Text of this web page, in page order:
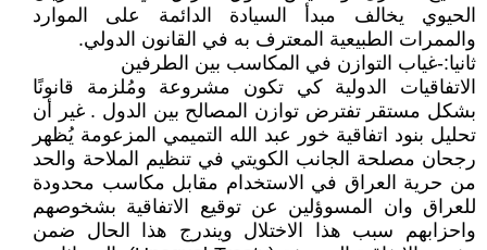
الحيوي يخالف مبدأ السيادة الدائمة على الموارد
والممرات الطبيعية المعترف به في القانون الدولي.
ثانيا:-غياب التوازن في المكاسب بين الطرفين
الاتفاقيات الدولية كي تكون مشروعة ومُلزمة قانونًا
بشكل مستقر تفترض توازن المصالح بين الدول . غير أن
تحليل بنود اتفاقية خور عبد الله التميمي المزعومة يُظهر
رجحان مصلحة الجانب الكويتي في تنظيم الملاحة والحد
من حرية العراق في الاستخدام مقابل مكاسب محدودة
للعراق وان المسوؤلين عن توقيع الاتفاقية بشخوصهم
واحزابهم سبب هذا الاختلال ويندرج هذا الحال ضمن